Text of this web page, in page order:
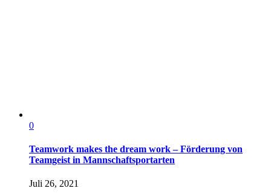
0
Teamwork makes the dream work – Förderung von
Teamgeist in Mannschaftsportarten
Juli 26, 2021